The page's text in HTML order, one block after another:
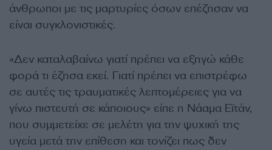
άνθρωποι με τις μαρτυρίες όσων επέζησαν να
είναι συγκλονιστικές.
«Δεν καταλαβαίνω γιατί πρέπει να εξηγώ κάθε
φορά τι έζησα εκεί. Γιατί πρέπει να επιστρέφω
σε αυτές τις τραυματικές λεπτομέρειες για να
γίνω πιστευτή σε κάποιους» είπε η Νάαμα Εϊτάν,
που συμμετείχε σε μελέτη για την ψυχική της
υγεία μετά την επίθεση και τονίζει πως δεν